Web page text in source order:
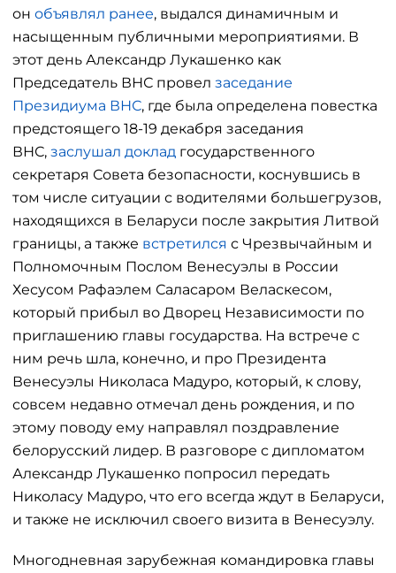
он объявлял ранее, выдался динамичным и
насыщенным публичными мероприятиями. В
этот день Александр Лукашенко как
Председатель ВНС провел заседание
Президиума ВНС, где была определена повестка
предстоящего 18-19 декабря заседания
ВНС, заслушал доклад государственного
секретаря Совета безопасности, коснувшись в
том числе ситуации с водителями большегрузов,
находящихся в Беларуси после закрытия Литвой
границы, а также встретился с Чрезвычайным и
Полномочным Послом Венесуэлы в России
Хесусом Рафаэлем Саласаром Веласкесом,
который прибыл во Дворец Независимости по
приглашению главы государства. На встрече с
ним речь шла, конечно, и про Президента
Венесуэлы Николаса Мадуро, который, к слову,
совсем недавно отмечал день рождения, и по
этому поводу ему направлял поздравление
белорусский лидер. В разговоре с дипломатом
Александр Лукашенко попросил передать
Николасу Мадуро, что его всегда ждут в Беларуси,
и также не исключил своего визита в Венесуэлу.
Многодневная зарубежная командировка главы